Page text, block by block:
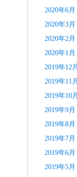
2020年6月
2020年3月
2020年2月
2020年1月
2019年12月
2019年11月
2019年10月
2019年9月
2019年8月
2019年7月
2019年6月
2019年5月